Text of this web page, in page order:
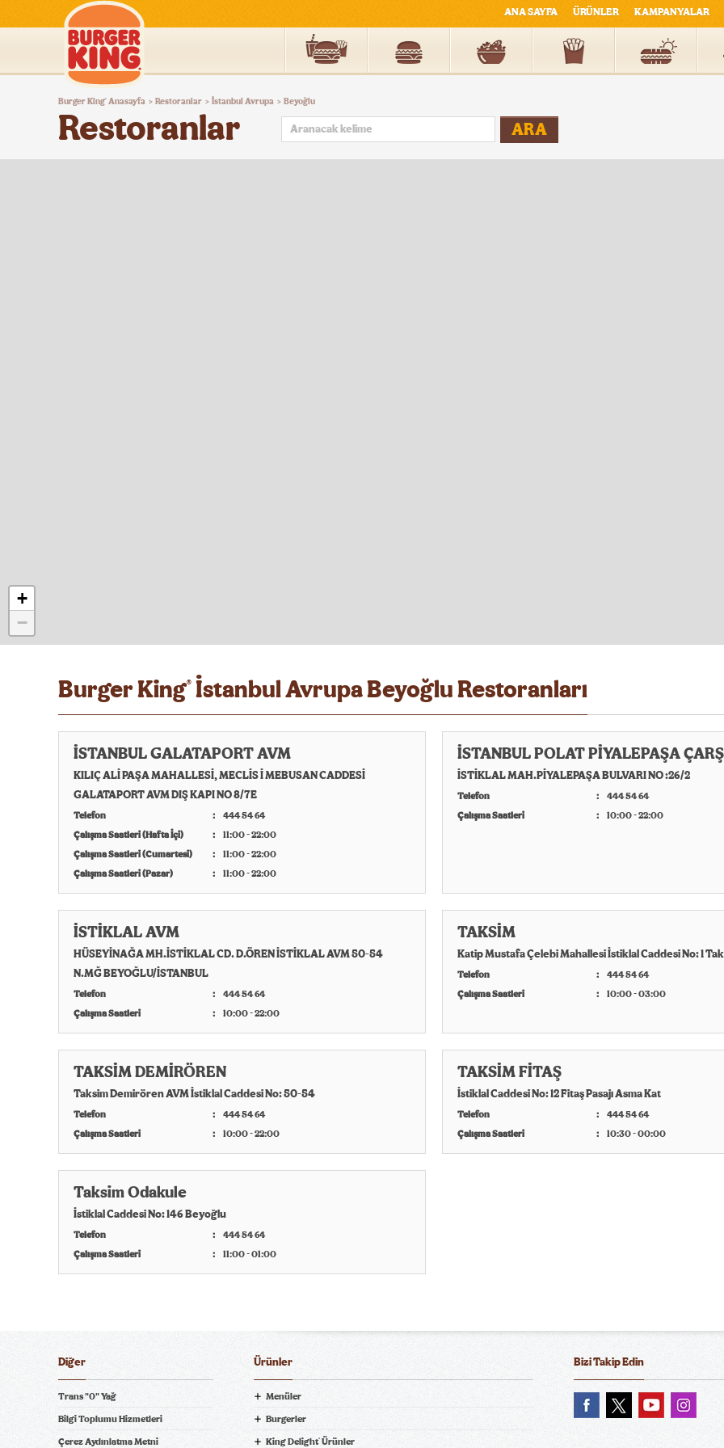
Burger
King®
Türkiye
ANA SAYFA ÜRÜNLER KAMPANYALAR
Burger King® Anasayfa > Restoranlar > İstanbul Avrupa > Beyoğlu
Restoranlar ARA
+
−
Burger King® İstanbul Avrupa Beyoğlu Restoranları
İSTANBUL GALATAPORT AVM
KILIÇ ALİ PAŞA MAHALLESİ, MECLİS İ MEBUSAN CADDESİ
GALATAPORT AVM DIŞ KAPI NO 8/7E
Telefon
444 54 64
Çalışma Saatleri (Hafta İçi)
11:00 - 22:00
Çalışma Saatleri (Cumartesi)
11:00 - 22:00
Çalışma Saatleri (Pazar)
11:00 - 22:00
İSTANBUL POLAT PİYALEPAŞA
İSTİKLAL MAH.PİYALEPAŞA BULVARI NO :26/2
Telefon
444 54 64
Çalışma Saatleri
10:00 - 22:00
İSTİKLAL AVM
HÜSEYİNAĞA MH.İSTİKLAL CD. D.ÖREN İSTİKLAL AVM 50-54
N.MĞ BEYOĞLU/İSTANBUL
Telefon
444 54 64
Çalışma Saatleri
10:00 - 22:00
TAKSİM
Katip Mustafa Çelebi Mahallesi İstiklal Caddesi No: 1
Telefon
444 54 64
Çalışma Saatleri
10:00 - 03:00
TAKSİM DEMİRÖREN
Taksim Demirören AVM İstiklal Caddesi No: 50-54
Telefon
444 54 64
Çalışma Saatleri
10:00 - 22:00
TAKSİM FİTAŞ
İstiklal Caddesi No: 12 Fitaş Pasajı Asma Kat
Telefon
444 54 64
Çalışma Saatleri
10:30 - 00:00
Taksim Odakule
İstiklal Caddesi No: 146 Beyoğlu
Telefon
444 54 64
Çalışma Saatleri
11:00 - 01:00
Bizi Takip Edin
Ürünler
Menüler
Burgerler
King Delight® Ürünler
Diğer
Trans "0" Yağ
Bilgi Toplumu Hizmetleri
Çerez Aydınlatma Metni